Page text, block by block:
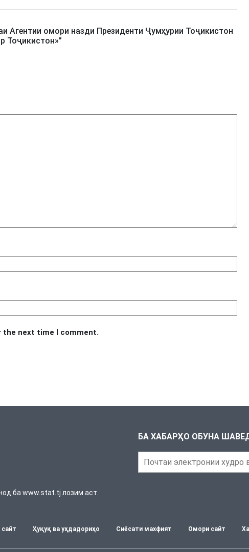
Агентии омори назди Президенти Ҷумҳурии Тоҷикистон
Тоҷикистон»”
the next time I comment.
ба www.stat.tj лозим аст.
БА ХАБАРҲО ОБУНА
Ҳуқуқ ва уҳдадориҳо Сиёсати махфият Омори сайт